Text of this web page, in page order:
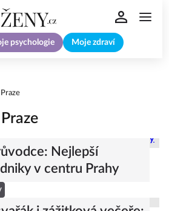
psychologie Moje zdraví
Nejlepší
v centru Prahy